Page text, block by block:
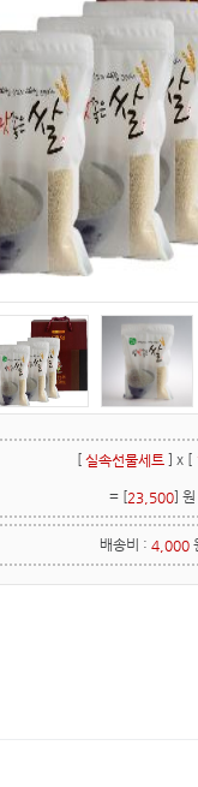
[ 실속선물세트 ] x [
= [23,500] 원
배송비 : 4,000